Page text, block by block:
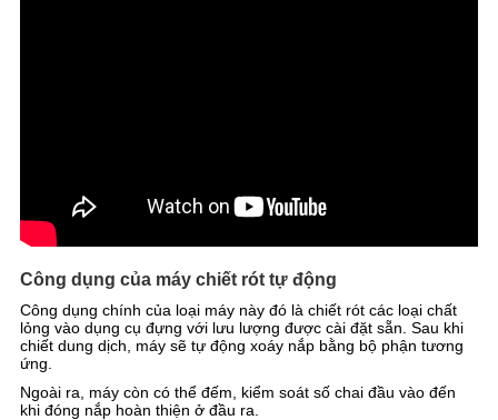
Công dụng của máy chiết rót tự động
Công dụng chính của loại máy này đó là chiết rót các loại chất
lỏng vào dụng cụ đựng với lưu lượng được cài đặt sẵn. Sau khi
chiết dung dịch, máy sẽ tự động xoáy nắp bằng bộ phận tương
ứng.
Ngoài ra, máy còn có thể đếm, kiểm soát số chai đầu vào đến
khi đóng nắp hoàn thiện ở đầu ra.